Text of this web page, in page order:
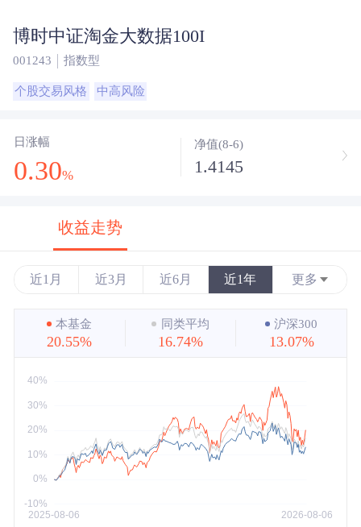
博时中证淘金大数据100I
001243 指数型
个股交易风格 中高风险
日涨幅
0.30%
净值(8-6)
1.4145
收益走势
近1月 近3月 近6月 近1年 更多
近3年
近5年
最大
本基金
20.55%
同类平均
16.74%
沪深300
13.07%